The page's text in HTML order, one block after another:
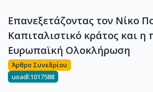
Επανεξετάζοντας τον Νίκο
Καπιταλιστικό κράτος και
Ευρωπαϊκή Ολοκλήρωση
Άρθρο Συνεδρίου
uoadl:1017588